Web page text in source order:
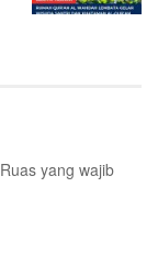
Ruas yang wajib